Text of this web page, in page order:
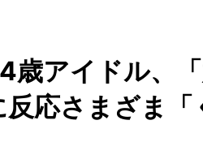
歳アイドル、
応さまざま「